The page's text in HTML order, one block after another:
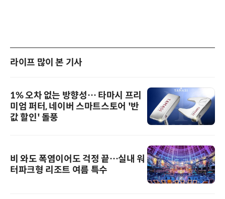
라이프 많이 본 기사
1% 오차 없는 방향성… 타마시 프리
미엄 퍼터, 네이버 스마트스토어 '반
값 할인' 돌풍
비 와도 폭염이어도 걱정 끝…실내 워
터파크형 리조트 여름 특수